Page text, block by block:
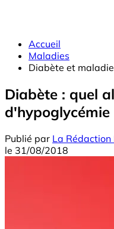
Accueil
Maladies
Diabète et
Diabète : quel
d'hypoglycémie
Publié par La Rédaction
le 31/08/2018